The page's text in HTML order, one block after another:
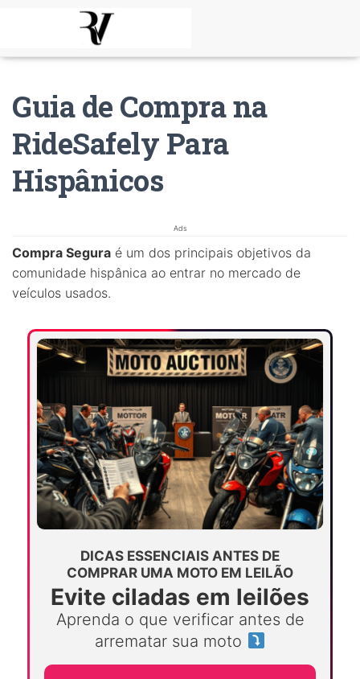
Guia de Compra na
RideSafely Para
Hispânicos
Ads
Compra Segura é um dos principais objetivos da
comunidade hispânica ao entrar no mercado de
veículos usados.
DICAS ESSENCIAIS ANTES DE
COMPRAR UMA MOTO EM LEILÃO
Evite ciladas em leilões
Aprenda o que verificar antes de
arrematar sua moto